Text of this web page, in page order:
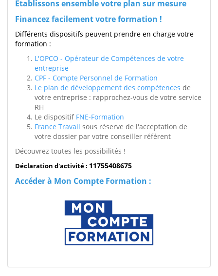
Etablissons ensemble votre plan sur mesure
Financez facilement votre formation !
Différents dispositifs peuvent prendre en charge votre
formation :
L'OPCO - Opérateur de Compétences de votre
entreprise
CPF - Compte Personnel de Formation
Le plan de développement des compétences de
votre entreprise : rapprochez-vous de votre service
RH
Le dispositif FNE-Formation
France Travail sous réserve de l'acceptation de
votre dossier par votre conseiller référent
Découvrez toutes les possibilités !
Déclaration d'activité : 11755408675
Accéder à Mon Compte Formation :